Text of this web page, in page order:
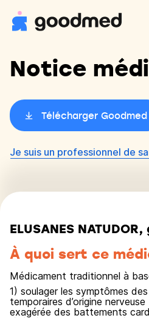
Notice
Télécharger Goodmed
Je suis un professionnel de
ELUSANES
À quoi sert ce
Médicament traditionnel à
1) soulager les symptômes
temporaires d’origine
exagérée des battements